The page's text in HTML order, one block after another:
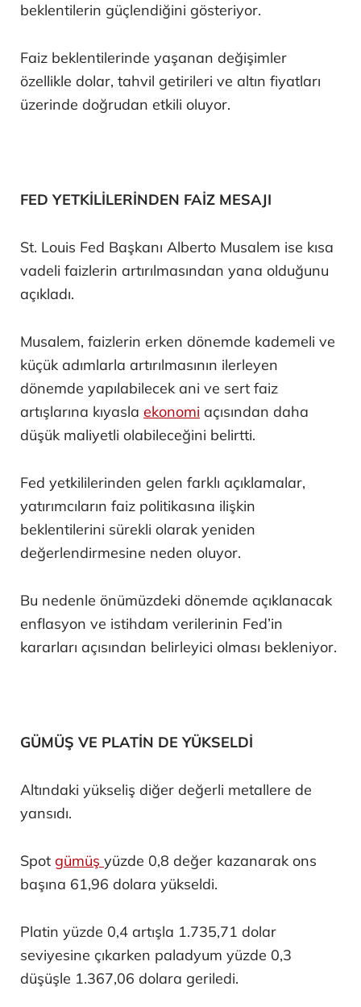
beklentilerin güçlendiğini gösteriyor.
Faiz beklentilerinde yaşanan değişimler
özellikle dolar, tahvil getirileri ve altın fiyatları
üzerinde doğrudan etkili oluyor.
FED YETKİLİLERİNDEN FAİZ MESAJI
St. Louis Fed Başkanı Alberto Musalem ise kısa
vadeli faizlerin artırılmasından yana olduğunu
açıkladı.
Musalem, faizlerin erken dönemde kademeli ve
küçük adımlarla artırılmasının ilerleyen
dönemde yapılabilecek ani ve sert faiz
artışlarına kıyasla ekonomi açısından daha
düşük maliyetli olabileceğini belirtti.
Fed yetkililerinden gelen farklı açıklamalar,
yatırımcıların faiz politikasına ilişkin
beklentilerini sürekli olarak yeniden
değerlendirmesine neden oluyor.
Bu nedenle önümüzdeki dönemde açıklanacak
enflasyon ve istihdam verilerinin Fed’in
kararları açısından belirleyici olması bekleniyor.
GÜMÜŞ VE PLATİN DE YÜKSELDİ
Altındaki yükseliş diğer değerli metallere de
yansıdı.
Spot gümüş yüzde 0,8 değer kazanarak ons
başına 61,96 dolara yükseldi.
Platin yüzde 0,4 artışla 1.735,71 dolar
seviyesine çıkarken paladyum yüzde 0,3
düşüşle 1.367,06 dolara geriledi.